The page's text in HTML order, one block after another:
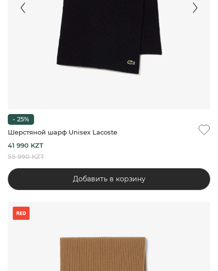
- 25%
Шерстяной шарф Unisex Lacoste
41 990 KZT
55 990 KZT
Добавить в корзину